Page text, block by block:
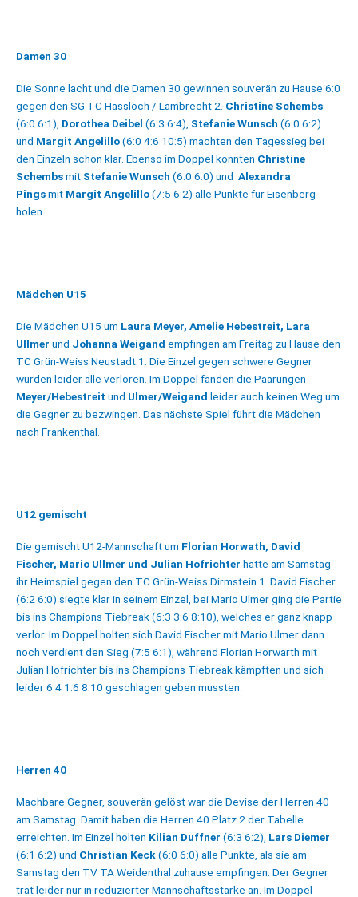
Damen 30
Die Sonne lacht und die Damen 30 gewinnen souverän zu Hause 6:0
gegen den SG TC Hassloch / Lambrecht 2. Christine Schembs
(6:0 6:1), Dorothea Deibel (6:3 6:4), Stefanie Wunsch (6:0 6:2)
und Margit Angelillo(6:0 4:6 10:5) machten den Tagessieg bei
den Einzeln schon klar. Ebenso im Doppel konnten Christine
Schembsmit Stefanie Wunsch (6:0 6:0) und Alexandra
Pingsmit Margit Angelillo(7:5 6:2) alle Punkte für Eisenberg
holen.
Mädchen U15
Die Mädchen U15 um Laura Meyer, Amelie Hebestreit, Lara
Ullmer und Johanna Weigand empfingen am Freitag zu Hause den
TC Grün-Weiss Neustadt 1. Die Einzel gegen schwere Gegner
wurden leider alle verloren. Im Doppel fanden die Paarungen
Meyer/Hebestreit und Ulmer/Weigand leider auch keinen Weg um
die Gegner zu bezwingen. Das nächste Spiel führt die Mädchen
nach Frankenthal.
U12 gemischt
Die gemischt U12-Mannschaft um Florian Horwath, David
Fischer, Mario Ullmer und Julian Hofrichter hatte am Samstag
ihr Heimspiel gegen den TC Grün-Weiss Dirmstein 1. David Fischer
(6:2 6:0) siegte klar in seinem Einzel, bei Mario Ulmer ging die Partie
bis ins Champions Tiebreak (6:3 3:6 8:10), welches er ganz knapp
verlor. Im Doppel holten sich David Fischer mit Mario Ulmer dann
noch verdient den Sieg (7:5 6:1), während Florian Horwarth mit
Julian Hofrichter bis ins Champions Tiebreak kämpften und sich
leider 6:4 1:6 8:10 geschlagen geben mussten.
Herren 40
Machbare Gegner, souverän gelöst war die Devise der Herren 40
am Samstag. Damit haben die Herren 40 Platz 2 der Tabelle
erreichten. Im Einzel holten Kilian Duffner (6:3 6:2), Lars Diemer
(6:1 6:2) und Christian Keck(6:0 6:0) alle Punkte, als sie am
Samstag den TV TA Weidenthal zuhause empfingen. Der Gegner
trat leider nur in reduzierter Mannschaftsstärke an. Im Doppel